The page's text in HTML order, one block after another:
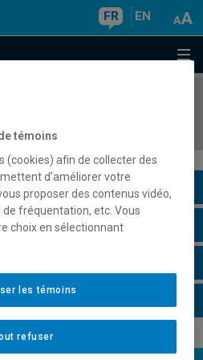
FR EN
témoins
(cookies) afin de collecter des
d’améliorer votre
proposer des contenus vidéo,
de fréquentation, etc. Vous
choix en sélectionnant
refuser
les témoins